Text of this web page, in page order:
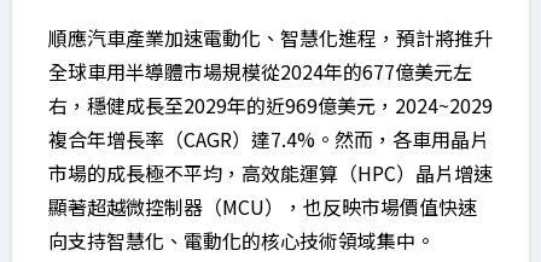
順應汽車產業加速電動化、智慧化進程，預計將推升
全球車用半導體市場規模從2024年的677億美元左
右，穩健成長至2029年的近969億美元，2024~2029
複合年增長率（CAGR）達7.4%。然而，各車用晶片
市場的成長極不平均，高效能運算（HPC）晶片增速
顯著超越微控制器（MCU），也反映市場價值快速
向支持智慧化、電動化的核心技術領域集中。